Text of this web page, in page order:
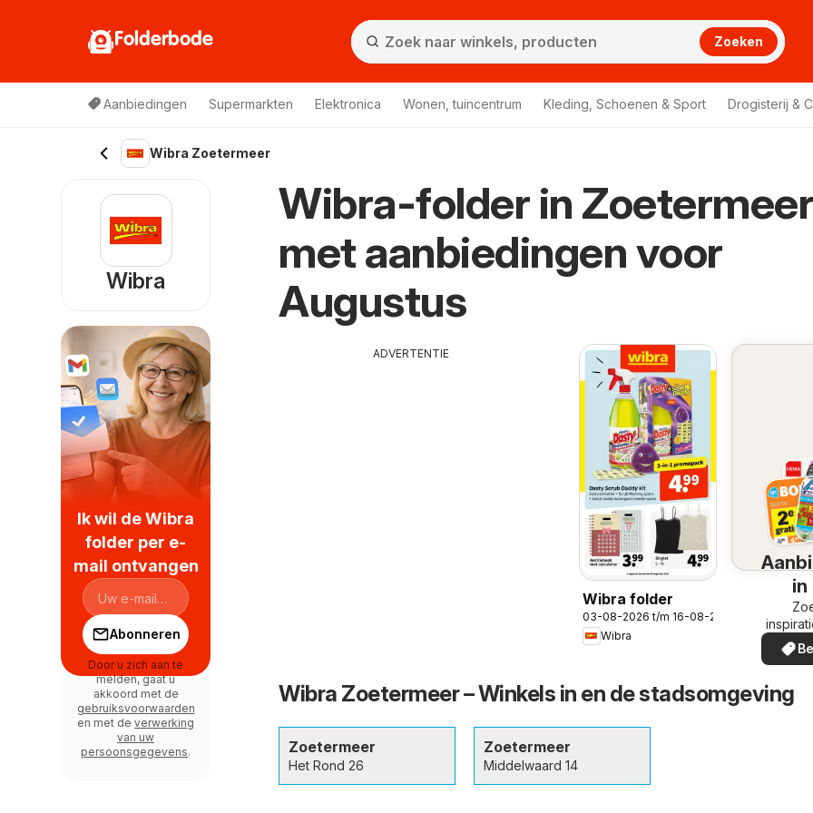
Folderbode Zoeken
Aanbiedingen Supermarkten Elektronica Wonen, tuincentrum Kleding, Schoenen & Sport Drogisterij &
Wibra Zoetermeer
Wibra-folder in Zoetermeer
met aanbiedingen voor
Augustus
ADVERTENTIE
Wibra folder
03-08-2026 t/m 16-08-2026
Wibra
in
de
in
Wibra Zoetermeer – Winkels in en de stadsomgeving
Zoetermeer
Het Rond 26
Zoetermeer
Middelwaard 14
Wibra
Ik wil de Wibra
folder per e-
mail ontvangen
Abonneren
Door u zich aan te
melden, gaat u
akkoord met de
gebruiksvoorwaarden
en met de verwerking
van uw
persoonsgegevens.